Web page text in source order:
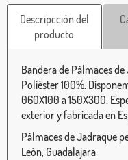
Descripcción del
producto
Bandera de Pálmaces
Poliéster 100%.
060X100 a 150X300.
exterior y fabricada en
Pálmaces de Jadraque
León, Guadalajara